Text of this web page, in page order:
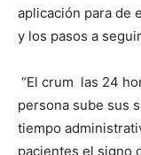
aplicación para de
y los pasos a
“El crum las 24
persona sube sus
tiempo
pacientes el signo